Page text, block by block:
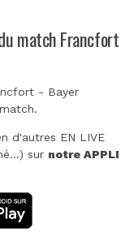
match Francfort
- Bayer
d'autres EN LIVE
sur notre APPLI